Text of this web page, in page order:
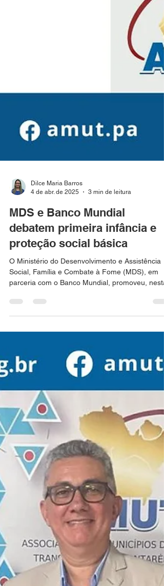
Dilce Maria Barros
4 de abr. de 2025
3 min de leitura
MDS e Banco Mundial
debatem primeira infância e
parceria com o Banco Mundial, promoveu,